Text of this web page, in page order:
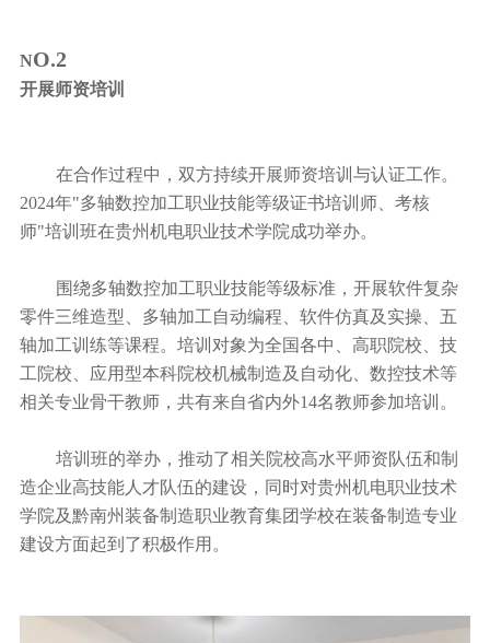
NO.2
开展师资培训
在合作过程中，双方持续开展师资培训与认证工作。
2024年"多轴数控加工职业技能等级证书培训师、考核
师"培训班在贵州机电职业技术学院成功举办。
围绕多轴数控加工职业技能等级标准，开展软件复杂
零件三维造型、多轴加工自动编程、软件仿真及实操、五
轴加工训练等课程。培训对象为全国各中、高职院校、技
工院校、应用型本科院校机械制造及自动化、数控技术等
相关专业骨干教师，共有来自省内外14名教师参加培训。
培训班的举办，推动了相关院校高水平师资队伍和制
造企业高技能人才队伍的建设，同时对贵州机电职业技术
学院及黔南州装备制造职业教育集团学校在装备制造专业
建设方面起到了积极作用。